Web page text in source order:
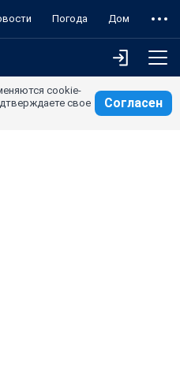
Погода Дом
cookie-
свое
Согласен